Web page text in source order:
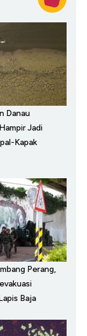
Danau
Jadi
Kapak
Perang,
Baja